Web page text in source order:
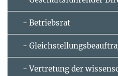
- Betriebsrat
-
- Vertretung der